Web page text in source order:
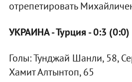
отрепетировать
УКРАИНА - Турция - 0:3 (0:0)
Голы: Тунджай Шанли, 58,
Хамит Алтынтоп, 65